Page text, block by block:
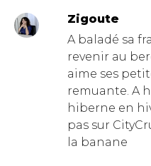
Zigoute
A baladé sa
revenir au
aime ses
remuante. A
hiberne en
pas sur
la banane